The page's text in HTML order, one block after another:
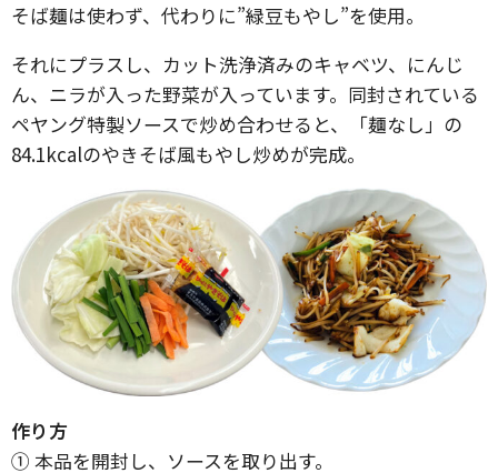
そば麺は使わず、代わりに”緑豆もやし”を使用。
それにプラスし、カット洗浄済みのキャベツ、にんじ
ん、ニラが入った野菜が入っています。同封されている
ペヤング特製ソースで炒め合わせると、「麺なし」の
84.1kcalのやきそば風もやし炒めが完成。
作り方
① 本品を開封し、ソースを取り出す。